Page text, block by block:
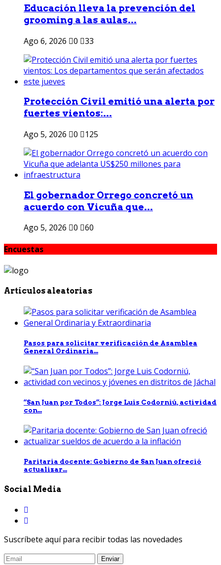
Educación lleva la prevención del
grooming a las aulas...
Ago 6, 2026 0 33
Protección Civil emitió una alerta por
fuertes vientos:...
Ago 5, 2026 0 125
El gobernador Orrego concretó un
acuerdo con Vicuña que...
Ago 5, 2026 0
60
Encuestas
Artículos aleatorias
Pasos para solicitar verificación de Asamblea
General Ordinaria...
“San Juan por Todos”: Jorge Luis Codorniú, actividad
con...
Paritaria docente: Gobierno de San Juan ofreció
actualizar...
Social Media
Suscríbete aquí para recibir todas las novedades